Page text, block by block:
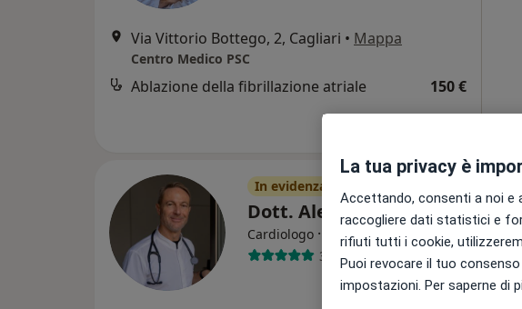
Via Vittorio Bottego, 2, Cagliari • Mappa
Centro Medico PSC
Ablazione della fibrillazione atriale 150 €
In evidenza
Dott. Alessandro Bina
Cardiologo · Altro
324 recensioni
La tua privacy è
Accettando, consenti a noi e
raccogliere dati statistici e
rifiuti tutti i cookie,
Puoi revocare il tuo
impostazioni. Per saperne di